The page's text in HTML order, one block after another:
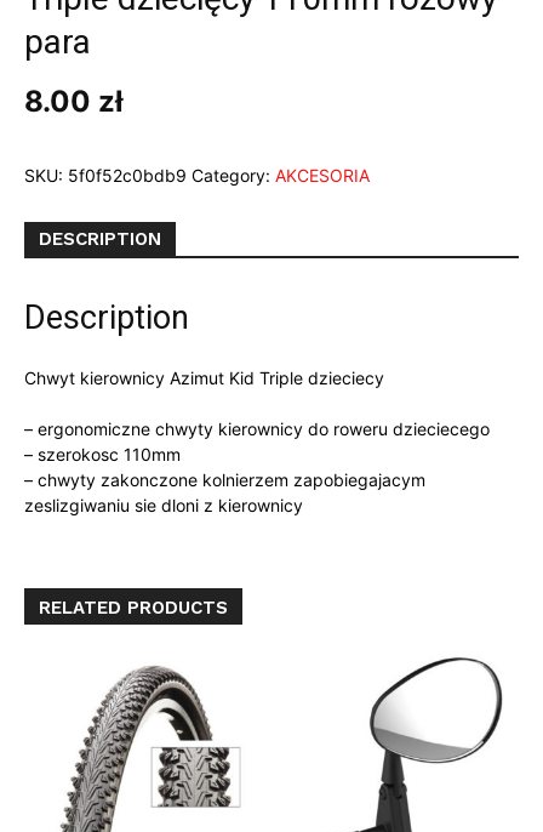
para
8.00 zł
SKU: 5f0f52c0bdb9 Category: AKCESORIA
DESCRIPTION
Description
Chwyt kierownicy Azimut Kid Triple dzieciecy
– ergonomiczne chwyty kierownicy do roweru dzieciecego
– szerokosc 110mm
– chwyty zakonczone kolnierzem zapobiegajacym
zeslizgiwaniu sie dloni z kierownicy
RELATED PRODUCTS